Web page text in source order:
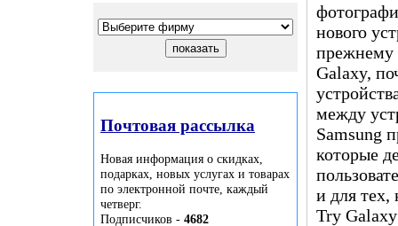
Почтовая рассылка
Новая информация о скидках,
подарках, новых услугах и товарах
по электронной почте, каждый
четверг.
Подписчиков - 4682
нового
прежнему
Galaxy,
между
Samsung
которые
и для тех,
Try